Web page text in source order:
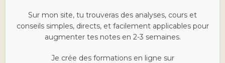
Sur mon site, tu trouveras des analyses, cours et
conseils simples, directs, et facilement applicables pour
augmenter tes notes en 2-3 semaines.
Je crée des formations en ligne sur